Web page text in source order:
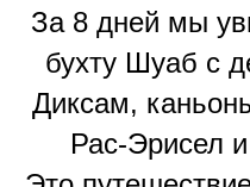
За 8 дней мы
бухту Шуаб с
Диксам,
Рас-Эрисел